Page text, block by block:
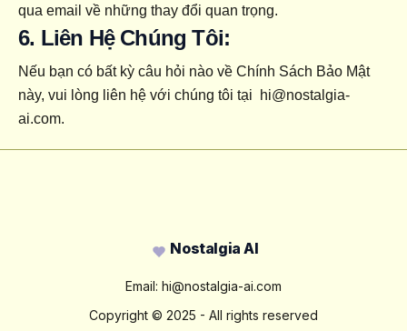
qua email về những thay đổi quan trọng.
6. Liên Hệ Chúng Tôi:
Nếu bạn có bất kỳ câu hỏi nào về Chính Sách Bảo Mật
này, vui lòng liên hệ với chúng tôi tại
hi@nostalgia-
ai.com.
Nostalgia AI
Email: hi@nostalgia-ai.com
Copyright © 2025 - All rights reserved